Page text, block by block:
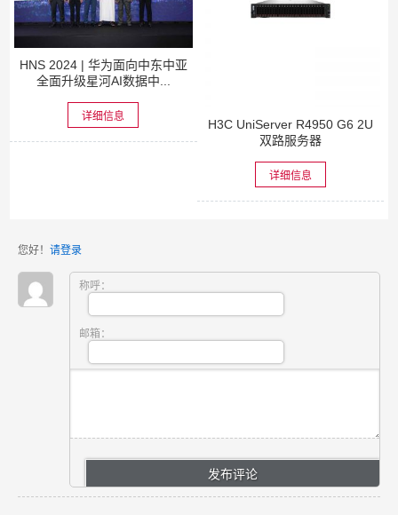
HNS 2024 | 华为面向中东中亚
全面升级星河AI数据中...
详细信息
H3C UniServer R4950 G6 2U
双路服务器
详细信息
您好！ 请登录
称呼：
邮箱：